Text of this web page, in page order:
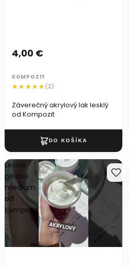
Záverečný akrylový lak lesklý
od Kompozit
4,00 €
KOMPOZIT
(2)
Lesklé
gélové
medium
od
Kompozit